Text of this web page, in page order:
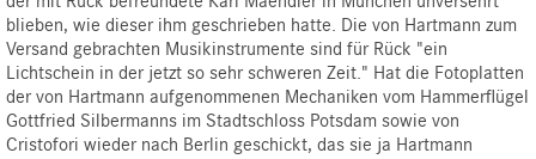
blieben, wie dieser ihm geschrieben hatte. Die von Hartmann zum
Versand gebrachten Musikinstrumente sind für Rück "ein
Lichtschein in der jetzt so sehr schweren Zeit." Hat die Fotoplatten
der von Hartmann aufgenommenen Mechaniken vom Hammerflügel
Gottfried Silbermanns im Stadtschloss Potsdam sowie von
Cristofori wieder nach Berlin geschickt, das sie ja Hartmann